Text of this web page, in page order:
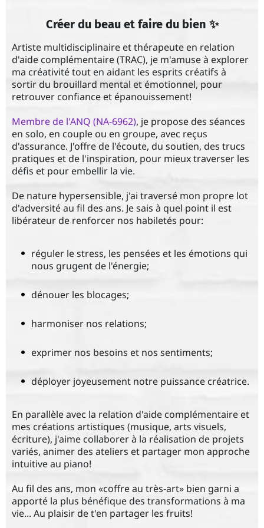
Créer du beau et faire du bien ✨
Artiste multidisciplinaire et thérapeute en relation
d'aide complémentaire (TRAC), je m'amuse à explorer
ma créativité tout en aidant les esprits créatifs à
sortir du brouillard mental et émotionnel, pour
retrouver confiance et épanouissement!
Membre de l'ANQ (NA-6962), je propose des séances
en solo, en couple ou en groupe, avec reçus
d'assurance. J'offre de l'écoute, du soutien, des trucs
pratiques et de l'inspiration, pour mieux traverser les
défis et pour embellir la vie.
De nature hypersensible, j'ai traversé mon propre lot
d'adversité au fil des ans. Je sais à quel point il est
libérateur de renforcer nos habiletés pour:
réguler le stress, les pensées et les émotions qui
nous grugent de l'énergie;
dénouer les blocages;
harmoniser nos relations;
exprimer nos besoins et nos sentiments;
déployer joyeusement notre puissance créatrice.
En parallèle avec la relation d'aide complémentaire et
mes créations artistiques (musique, arts visuels,
écriture), j'aime collaborer à la réalisation de projets
variés, animer des ateliers et partager mon approche
intuitive au piano!
Au fil des ans, mon «coffre au très-art» bien garni a
apporté la plus bénéfique des transformations à ma
vie... Au plaisir de t'en partager les fruits!